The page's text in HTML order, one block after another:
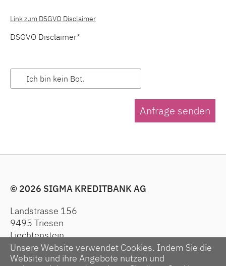
Link zum DSGVO Disclaimer
DSGVO Disclaimer*
Ich bin kein Bot.
Anfrage senden
© 2026 SIGMA KREDITBANK AG
Landstrasse 156
9495 Triesen
Liechtenstein
Karriere
Unsere Website verwendet Cookies. Indem Sie die
Website und ihre Angebote nutzen und